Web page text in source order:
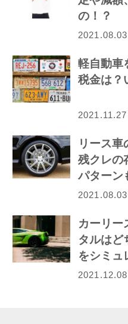
の！？
2021.08.03
軽自動車
税金は？
2021.11.27
リース車
残クレの
パターン
2021.08.03
カーリー
タルはど
をシミュ
2021.12.08